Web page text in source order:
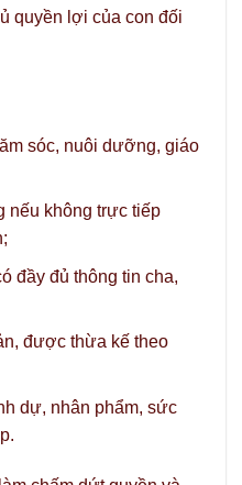
quyền lợi của con đối
sóc, nuôi dưỡng, giáo
nếu không trực tiếp
đầy đủ thông tin cha,
được thừa kế theo
dự, nhân phẩm, sức